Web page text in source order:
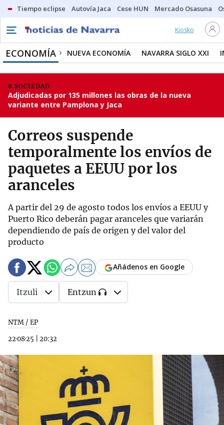
Tiempo eclipse Autovía Jaca Cese HUN Mercado Osasuna
Kiosko
ECONOMÍA NUEVA ECONOMÍA NAVARRA SIGLO XXI
SOCIEDAD
Adjudicadas por 135 millones las obras de la nueva
variante entre Pamplona y Jaca
Correos suspende
temporalmente los envíos de
paquetes a EEUU por los
aranceles
A partir del 29 de agosto todos los envíos a EEUU y
Puerto Rico deberán pagar aranceles que variarán
dependiendo de país de origen y del valor del
producto
NTM / EP
22·08·25
20:32
Añádenos en Google
Itzuli Entzun